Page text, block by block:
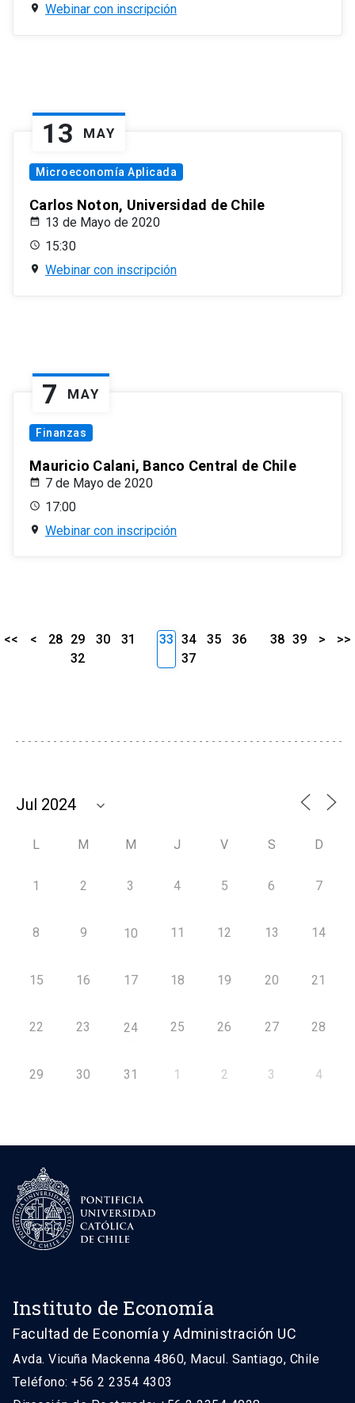
Webinar con inscripción
13 MAY
Microeconomía Aplicada
Carlos Noton, Universidad de Chile
13 de Mayo de 2020
15:30
Webinar con inscripción
7 MAY
Finanzas
Mauricio Calani, Banco Central de Chile
7 de Mayo de 2020
17:00
Webinar con inscripción
<< < 28 29 30
31
32
33 34 35
36
37
38 39 > >>
L M M J V S D
1 2 3 4 5 6 7
8 9 10 11 12 13 14
15 16 17 18 19 20 21
22 23 24 25 26 27 28
29 30 31 1 2 3 4
Instituto de Economía
Facultad de Economía y Administración UC
Avda. Vicuña Mackenna 4860, Macul. Santiago, Chile
Teléfono: +56 2 2354 4303